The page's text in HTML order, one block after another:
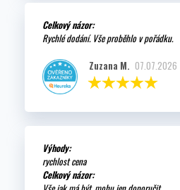
Celkový názor:
Rychlé dodání. Vše proběhlo v pořádku.
Zuzana M. 07.07.2026
Výhody:
rychlost cena
Celkový názor: